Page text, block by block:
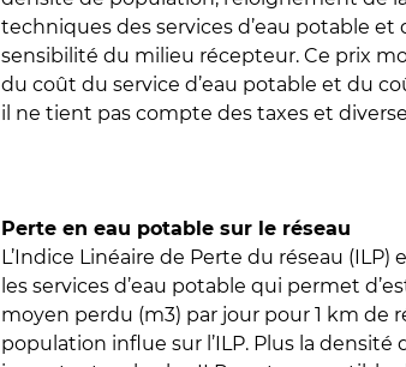
techniques des services d’eau potable et
sensibilité du milieu récepteur. Ce prix
du coût du service d’eau potable et du
il ne tient pas compte des taxes et
Perte en eau potable sur le réseau
L’Indice Linéaire de Perte du réseau
les services d’eau potable qui permet
moyen perdu (m3) par jour pour 1 km de
population influe sur l’ILP. Plus la